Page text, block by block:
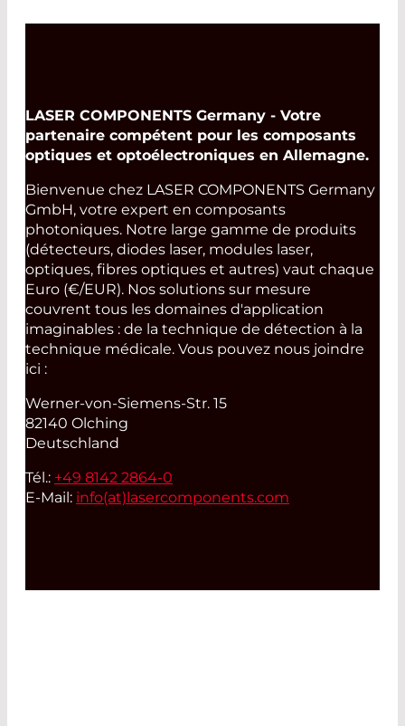
Read More
LASER COMPONENTS Germany - Votre
partenaire compétent pour les composants
optiques et optoélectroniques en Allemagne.
Bienvenue chez LASER COMPONENTS Germany
GmbH, votre expert en composants
photoniques. Notre large gamme de produits
(détecteurs, diodes laser, modules laser,
optiques, fibres optiques et autres) vaut chaque
Euro (€/EUR). Nos solutions sur mesure
couvrent tous les domaines d'application
imaginables : de la technique de détection à la
technique médicale. Vous pouvez nous joindre
ici :
Werner-von-Siemens-Str. 15
82140 Olching
Deutschland
Tél.: +49 8142 2864-0
E-Mail: info(at)lasercomponents.com